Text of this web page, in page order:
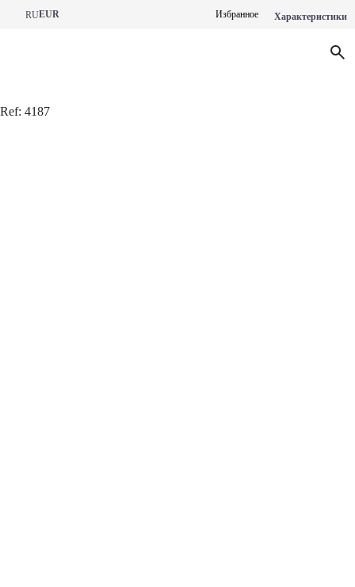
RUEUR Избранное Характеристики
Ref: 4187